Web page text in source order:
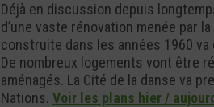
Déjà en discussion depuis
d’une vaste rénovation menée par
construite dans les années 1960
De nombreux logements vont être
aménagés. La Cité de la danse va
Nations. Voir les plans hier /